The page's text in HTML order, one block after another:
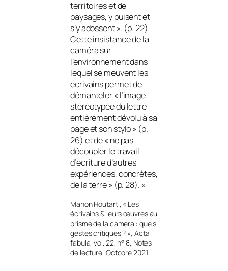
territoires et de
paysages, y puisent et
s’y adossent». (p. 22)
Cette insistance de la
caméra sur
l’environnement dans
lequel se meuvent les
écrivains permet de
démanteler «l’image
stéréotypée du lettré
entièrement dévolu à sa
page et son stylo» (p.
26) et de «ne pas
découpler le travail
d’écriture d’autres
expériences, concrètes,
de la terre» (p. 28). »
Manon Houtart , « Les
écrivains & leurs œuvres au
prisme de la caméra : quels
gestes critiques ? », Acta
fabula, vol. 22, n° 8, Notes
de lecture, Octobre 2021